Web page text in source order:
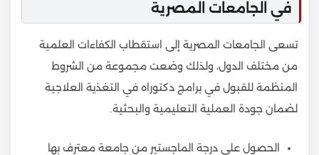
في الجامعات المصرية
تسعى الجامعات المصرية إلى استقطاب الكفاءات العلمية
من مختلف الدول، ولذلك وضعت مجموعة من الشروط
المنظمة للقبول في برامج دكتوراه في التغذية العلاجية
لضمان جودة العملية التعليمية والبحثية.
الحصول على درجة الماجستير من جامعة معترف بها